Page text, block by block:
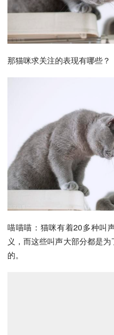
那猫咪求关注的表现有哪些？
喵喵喵：猫咪有着20多种叫
义，而这些叫声大部分都是
的。